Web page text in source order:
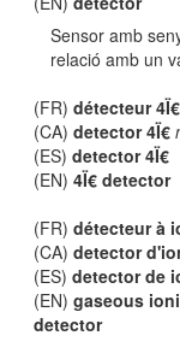
Sensor amb
relació amb un
(FR)détecteur 4Ï€
(CA)detector 4Ï€
(ES)detector 4Ï€
(EN)4Ï€ detector
(FR)détecteur à
(CA)detector
(ES)detector de
(EN)gaseous
detector